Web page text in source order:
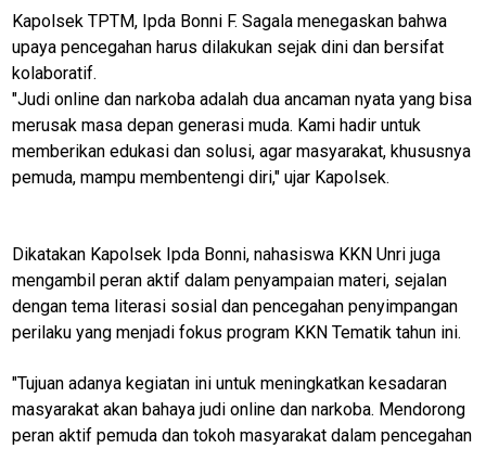
Kapolsek TPTM, Ipda Bonni F. Sagala menegaskan bahwa
upaya pencegahan harus dilakukan sejak dini dan bersifat
kolaboratif.
"Judi online dan narkoba adalah dua ancaman nyata yang bisa
merusak masa depan generasi muda. Kami hadir untuk
memberikan edukasi dan solusi, agar masyarakat, khususnya
pemuda, mampu membentengi diri," ujar Kapolsek.
Dikatakan Kapolsek Ipda Bonni, nahasiswa KKN Unri juga
mengambil peran aktif dalam penyampaian materi, sejalan
dengan tema literasi sosial dan pencegahan penyimpangan
perilaku yang menjadi fokus program KKN Tematik tahun ini.
"Tujuan adanya kegiatan ini untuk meningkatkan kesadaran
masyarakat akan bahaya judi online dan narkoba. Mendorong
peran aktif pemuda dan tokoh masyarakat dalam pencegahan